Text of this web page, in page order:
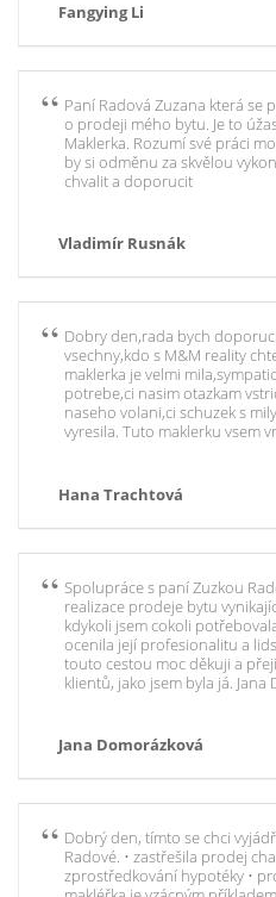
Fangying Li
Paní Radová Zuzana která se
o prodeji mého bytu. Je to
Maklerka. Rozumí své práci
by si odměnu za skvělou
chvalit a doporucit
Vladimír Rusnák
Dobry den,rada bych
vsechny,kdo s M&M reality
maklerka je velmi
potrebe,ci nasim otazkam
naseho volani,ci schuzek s
vyresila. Tuto maklerku vsem
Hana Trachtová
Spolupráce s paní Zuzkou
realizace prodeje bytu
kdykoli jsem cokoli
ocenila její profesionalitu a
touto cestou moc děkuji a
klientů, jako jsem byla já. Jana
Jana Domorázková
Dobrý den, tímto se chci
Radové. • zastřešila prodej
zprostředkování hypotéky •